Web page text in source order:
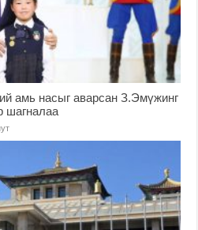
амь насыг аварсан З.Эмүжинг
шагналаа